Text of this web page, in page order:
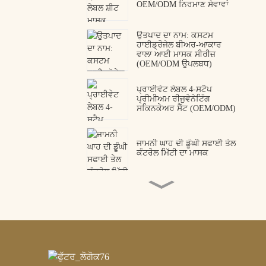
OEM/ODM ਨਿਰਮਾਣ ਸੇਵਾਵਾਂ
ਉਤਪਾਦ ਦਾ ਨਾਮ: ਕਸਟਮ
ਹਾਈਡ੍ਰੋਜੇਲ ਬੀਅਰ-ਆਕਾਰ
ਵਾਲਾ ਆਈ ਮਾਸਕ ਸੀਰੀਜ਼
(OEM/ODM ਉਪਲਬਧ)
ਪ੍ਰਾਈਵੇਟ ਲੇਬਲ 4-ਸਟੈਪ
ਪ੍ਰੀਮੀਅਮ ਰੀਜੁਵੇਨੇਟਿੰਗ
ਸਕਿਨਕੇਅਰ ਸੈੱਟ (OEM/ODM)
ਜਾਮਨੀ ਘਾਹ ਦੀ ਡੂੰਘੀ ਸਫਾਈ ਤੇਲ
ਕੰਟਰੋਲ ਮਿੱਟੀ ਦਾ ਮਾਸਕ